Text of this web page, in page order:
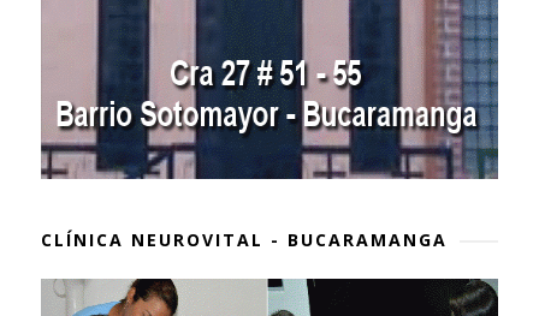
CLÍNICA NEUROVITAL - BUCARAMANGA